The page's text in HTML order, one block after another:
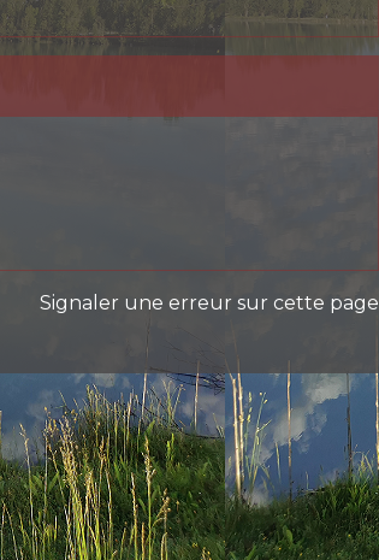
Signaler une erreur sur cette page